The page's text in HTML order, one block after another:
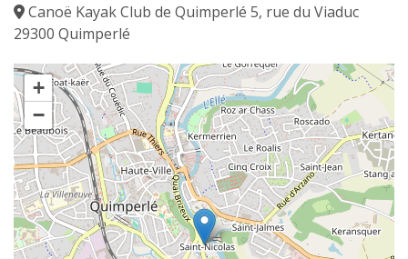
Canoë Kayak Club de Quimperlé 5, rue du Viaduc
29300 Quimperlé
+
−